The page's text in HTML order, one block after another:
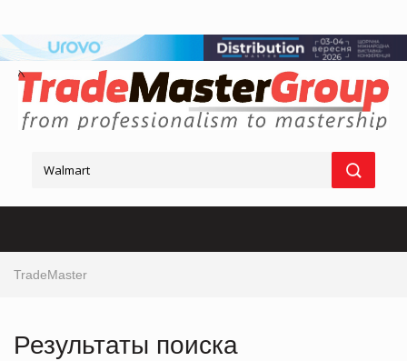
TradeMaster
Результаты поиска